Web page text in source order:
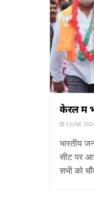
केरल में
5 JUNE
भारतीय
सीट पर
सभी को